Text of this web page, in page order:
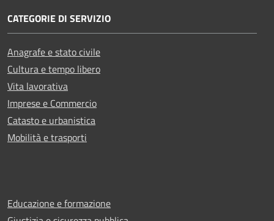
CATEGORIE DI SERVIZIO
Anagrafe e stato civile
Cultura e tempo libero
Vita lavorativa
Imprese e Commercio
Catasto e urbanistica
Mobilità e trasporti
Educazione e formazione